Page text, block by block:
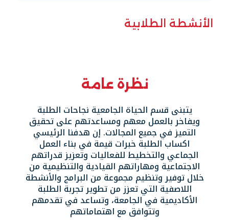
الأنشطة الطلابية
نظرة عامة
يتبنى قسم الحياة الجامعية نجاحات الطلبة
ويفاخر بالعمل معهم ومساعدتهم على تحقيق
التميز في جميع المجالات. إن هدفنا الرئيسي
اكساب الطلبة خبرات قيمة في بناء العمل
الجماعي والتخطيط للفعاليات وتعزيز قدراتهم
الاجتماعية ومهاراتهم القيادية والتنظيمية من
خلال توفير وتنظيم مجموعة من البرامج والأنشطة
اللاصفية التي تعزز من تطوير تجربة الطلبة
الأكاديمية في الجامعة، وتساعد في تقدمهم
وتتوافق مع اهتماماتهم